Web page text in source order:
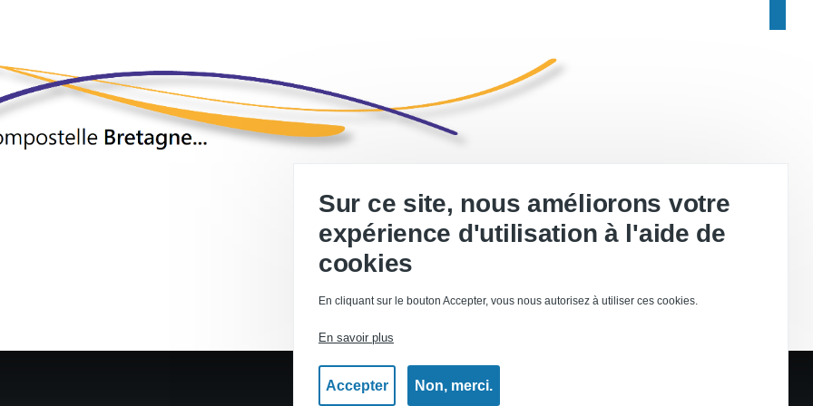
Sur ce site, nous améliorons votre
expérience d'utilisation à l'aide de
cookies
En cliquant sur le bouton Accepter, vous nous autorisez à utiliser ces cookies.
En savoir plus
Accepter Non, merci.